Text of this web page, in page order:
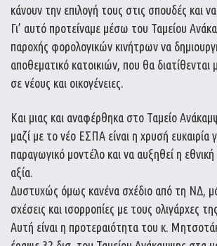
κάνουν την επιλογή τους στις σπουδές και
Γι’ αυτό προτείναμε μέσω του Ταμείου
παροχής φορολογικών κινήτρων να
αποθεματικό κατοικιών, που θα διατίθενται
σε νέους και οικογένειες.
Και μιας και αναφέρθηκα στο Ταμείο
μαζί με το νέο ΕΣΠΑ είναι η χρυσή ευκαιρία
παραγωγικό μοντέλο και να αυξηθεί η
αξία.
Δυστυχώς όμως κανένα σχέδιο από τη ΝΔ,
σχέσεις και ισορροπίες με τους ολιγάρχες
Αυτή είναι η προτεραιότητα του κ.